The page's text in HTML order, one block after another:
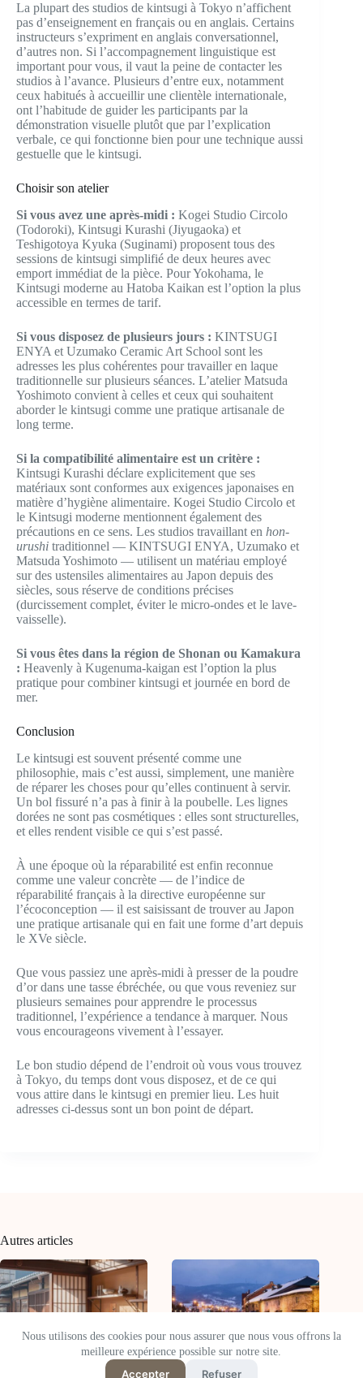
Nous utilisons des cookies pour nous assurer que nous vous offrons la
meilleure expérience possible sur notre site.
Accepter Refuser
La plupart des studios de kintsugi à Tokyo n’affichent
pas d’enseignement en français ou en anglais. Certains
instructeurs s’expriment en anglais conversationnel,
d’autres non. Si l’accompagnement linguistique est
important pour vous, il vaut la peine de contacter les
studios à l’avance. Plusieurs d’entre eux, notamment
ceux habitués à accueillir une clientèle internationale,
ont l’habitude de guider les participants par la
démonstration visuelle plutôt que par l’explication
verbale, ce qui fonctionne bien pour une technique aussi
gestuelle que le kintsugi.
Choisir son atelier
Si vous avez une après-midi : Kogei Studio Circolo
(Todoroki), Kintsugi Kurashi (Jiyugaoka) et
Teshigotoya Kyuka (Suginami) proposent tous des
sessions de kintsugi simplifié de deux heures avec
emport immédiat de la pièce. Pour Yokohama, le
Kintsugi moderne au Hatoba Kaikan est l’option la plus
accessible en termes de tarif.
Si vous disposez de plusieurs jours : KINTSUGI
ENYA et Uzumako Ceramic Art School sont les
adresses les plus cohérentes pour travailler en laque
traditionnelle sur plusieurs séances. L’atelier Matsuda
Yoshimoto convient à celles et ceux qui souhaitent
aborder le kintsugi comme une pratique artisanale de
long terme.
Si la compatibilité alimentaire est un critère :
Kintsugi Kurashi déclare explicitement que ses
matériaux sont conformes aux exigences japonaises en
matière d’hygiène alimentaire. Kogei Studio Circolo et
le Kintsugi moderne mentionnent également des
précautions en ce sens. Les studios travaillant en hon-
urushi traditionnel — KINTSUGI ENYA, Uzumako et
Matsuda Yoshimoto — utilisent un matériau employé
sur des ustensiles alimentaires au Japon depuis des
siècles, sous réserve de conditions précises
(durcissement complet, éviter le micro-ondes et le lave-
vaisselle).
Si vous êtes dans la région de Shonan ou Kamakura
: Heavenly à Kugenuma-kaigan est l’option la plus
pratique pour combiner kintsugi et journée en bord de
mer.
Conclusion
Le kintsugi est souvent présenté comme une
philosophie, mais c’est aussi, simplement, une manière
de réparer les choses pour qu’elles continuent à servir.
Un bol fissuré n’a pas à finir à la poubelle. Les lignes
dorées ne sont pas cosmétiques : elles sont structurelles,
et elles rendent visible ce qui s’est passé.
À une époque où la réparabilité est enfin reconnue
comme une valeur concrète — de l’indice de
réparabilité français à la directive européenne sur
l’écoconception — il est saisissant de trouver au Japon
une pratique artisanale qui en fait une forme d’art depuis
le XVe siècle.
Que vous passiez une après-midi à presser de la poudre
d’or dans une tasse ébréchée, ou que vous reveniez sur
plusieurs semaines pour apprendre le processus
traditionnel, l’expérience a tendance à marquer. Nous
vous encourageons vivement à l’essayer.
Le bon studio dépend de l’endroit où vous vous trouvez
à Tokyo, du temps dont vous disposez, et de ce qui
vous attire dans le kintsugi en premier lieu. Les huit
adresses ci-dessus sont un bon point de départ.
Autres articles